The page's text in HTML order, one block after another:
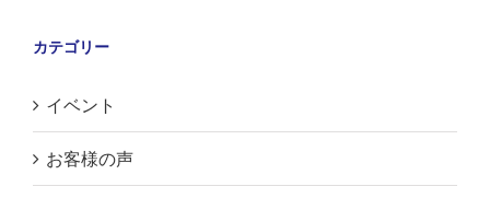
カテゴリー
イベント
お客様の声